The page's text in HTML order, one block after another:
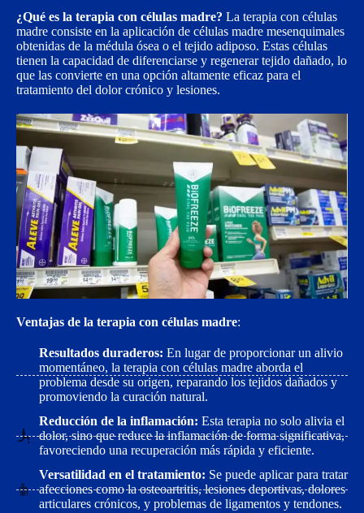
¿Qué es la terapia con células madre? La terapia con células
madre consiste en la aplicación de células madre mesenquimales
obtenidas de la médula ósea o el tejido adiposo. Estas células
tienen la capacidad de diferenciarse y regenerar tejido dañado, lo
que las convierte en una opción altamente eficaz para el
tratamiento del dolor crónico y lesiones.
Ventajas de la terapia con células madre:
Resultados duraderos: En lugar de proporcionar un alivio
momentáneo, la terapia con células madre aborda el
problema desde su origen, reparando los tejidos dañados y
promoviendo la curación natural.
Reducción de la inflamación: Esta terapia no solo alivia el
dolor, sino que reduce la inflamación de forma significativa,
favoreciendo una recuperación más rápida y eficiente.
Versatilidad en el tratamiento: Se puede aplicar para tratar
afecciones como la osteoartritis, lesiones deportivas, dolores
articulares crónicos, y problemas de ligamentos y tendones.